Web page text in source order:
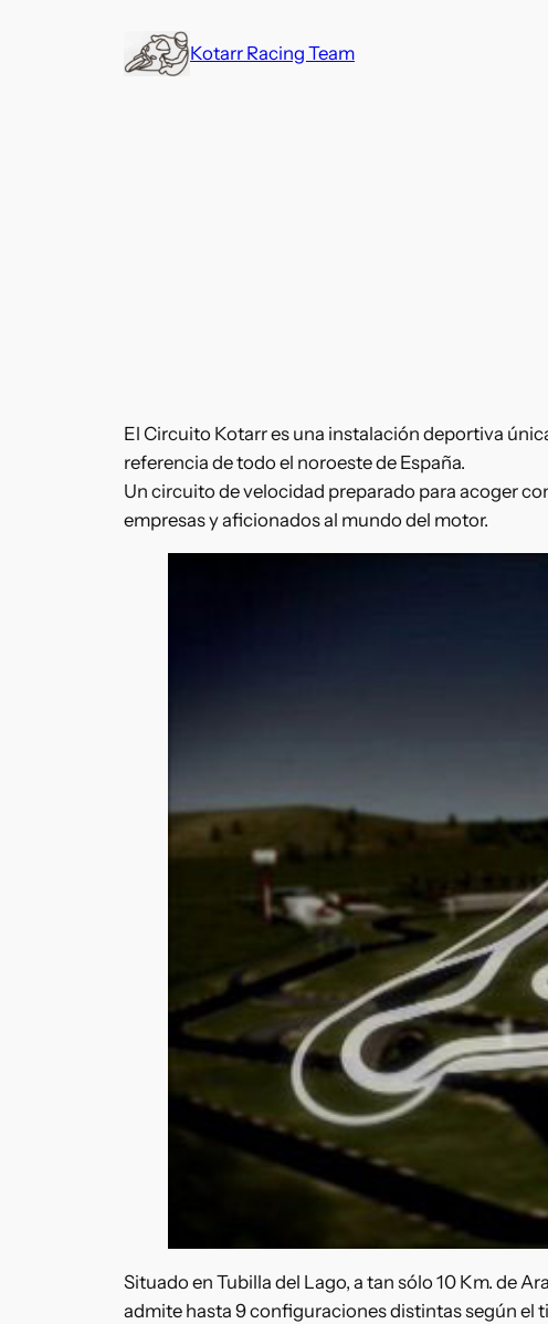
Kotarr Racing Team
El Circuito Kotarr es una instalación deportiva
referencia de todo el noroeste de España.
Un circuito de velocidad preparado para acoger
empresas y aficionados al mundo del motor.
Situado en Tubilla del Lago, a tan sólo 10 Km. de
admite hasta 9 configuraciones distintas según el